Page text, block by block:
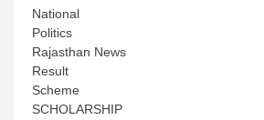
National
Politics
Rajasthan News
Result
Scheme
SCHOLARSHIP